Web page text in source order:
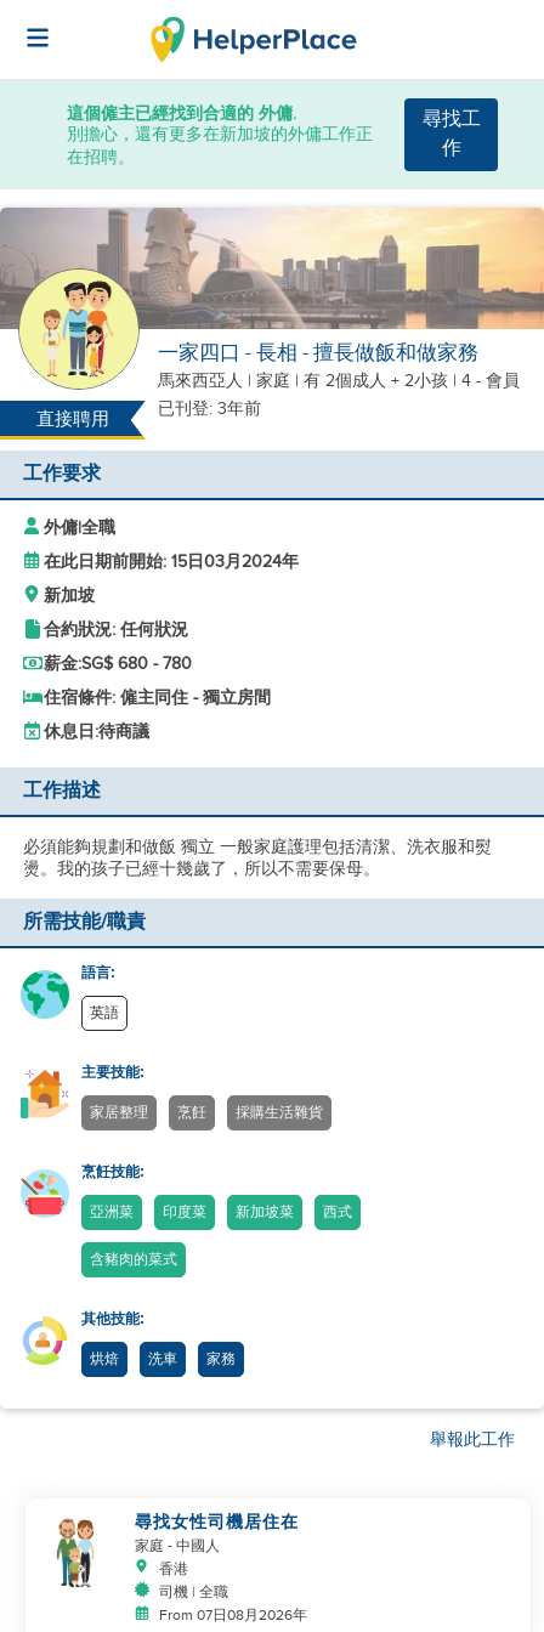
這個僱主已經找到合適的 外傭.
別擔心，還有更多在新加坡的外傭工作正
在招聘。
尋找工
作
直接聘用
一家四口 - 長相 - 擅長做飯和做家務
馬來西亞人 | 家庭 | 有 2個成人 + 2小孩 | 4 - 會員
已刊登: 3年前
工作要求
外傭|全職
在此日期前開始: 15日03月2024年
新加坡
合約狀況: 任何狀況
薪金:SG$ 680 - 780
住宿條件: 僱主同住 - 獨立房間
休息日:待商議
工作描述
必須能夠規劃和做飯 獨立 一般家庭護理包括清潔、洗衣服和熨
燙。我的孩子已經十幾歲了，所以不需要保母。
所需技能/職責
語言:
英語
主要技能:
家居整理 烹飪 採購生活雜貨
烹飪技能:
亞洲菜 印度菜 新加坡菜 西式
含豬肉的菜式
其他技能:
烘焙 洗車 家務
舉報此工作
尋找女性司機居住在
家庭 - 中國人
香港
司機 | 全職
From 07日08月2026年